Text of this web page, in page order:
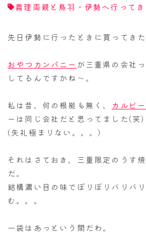
義理両親と鳥羽・伊勢へ行って
先日伊勢に行ったときに買ってきた
おやつカンパニー が三重県の会社
してるんですかね～。
私は昔、何の根拠も無く、 カルビー
ーは同じ会社だと思ってました(笑)
(失礼極まりない。。。)
それはさておき、三重限定のうす
だ。
結構濃い目の味でぽりぽりバリバ
む。。。
一袋はあっという間だわ。